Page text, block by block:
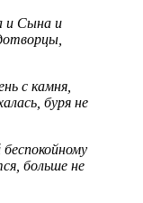
и Сына и
с камня,
буря не
больше не